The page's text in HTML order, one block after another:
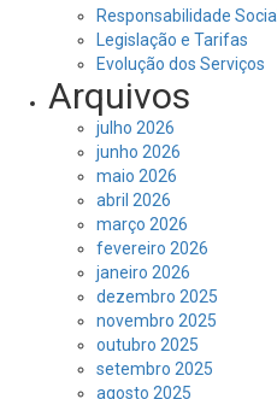
Responsabilidade Social
Legislação e Tarifas
Evolução dos Serviços
Arquivos
julho 2026
junho 2026
maio 2026
abril 2026
março 2026
fevereiro 2026
janeiro 2026
dezembro 2025
novembro 2025
outubro 2025
setembro 2025
agosto 2025